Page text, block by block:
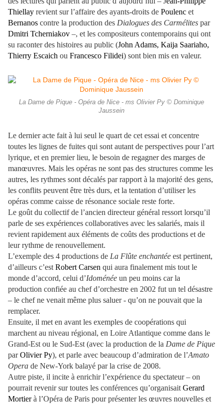
Thiellay revient sur l’affaire des ayants-droits de Poulenc et
Bernanos contre la production des Dialogues des Carmélites par
Dmitri Tcherniakov –, et les compositeurs contemporains qui ont
su raconter des histoires au public (John Adams, Kaija Saariaho,
Thierry Escaich ou Francesco Filidei) sont bien mis en valeur.
La Dame de Pique - Opéra de Nice - ms Olivier Py © Dominique
Jaussein
Le dernier acte fait à lui seul le quart de cet essai et concentre
toutes les lignes de fuites qui sont autant de perspectives pour l’art
lyrique, et en premier lieu, le besoin de regagner des marges de
manœuvres. Mais les opéras ne sont pas des structures comme les
autres, les rythmes sont décalés par rapport à la majorité des gens,
les conflits peuvent être très durs, et la tentation d’utiliser les
opéras comme caisse de résonance sociale reste forte.
Le goût du collectif de l’ancien directeur général ressort lorsqu’il
parle de ses expériences collaboratives avec les salariés, mais il
revient rapidement aux éléments de coûts des productions et de
leur rythme de renouvellement.
L’exemple des 4 productions de La Flûte enchantée est pertinent,
d’ailleurs c’est Robert Carsen qui aura finalement mis tout le
monde d’accord, celui d’Idoménée un peu moins car la
production confiée au chef d’orchestre en 2002 fut un tel désastre
– le chef ne venait même plus saluer - qu’on ne pouvait que la
remplacer.
Ensuite, il met en avant les exemples de coopérations qui
marchent au niveau régional, en Loire Atlantique comme dans le
Grand-Est ou le Sud-Est (avec la production de la Dame de Pique
parOlivier Py), et parle avec beaucoup d’admiration de l’Amato
Opera de New-York balayé par la crise de 2008.
Autre piste, il incite à enrichir l’expérience du spectateur – on
pourrait revenir sur toutes les conférences qu’organisait Gerard
Mortierà l’Opéra de Paris pour présenter les œuvres nouvelles et